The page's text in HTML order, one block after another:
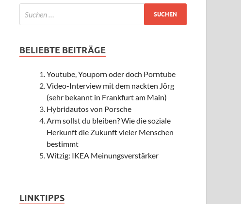
BELIEBTE BEITRÄGE
Youtube, Youporn oder doch Porntube
Video-Interview mit dem nackten Jörg
(sehr bekannt in Frankfurt am Main)
Hybridautos von Porsche
Arm sollst du bleiben? Wie die soziale
Herkunft die Zukunft vieler Menschen
bestimmt
Witzig: IKEA Meinungsverstärker
LINKTIPPS